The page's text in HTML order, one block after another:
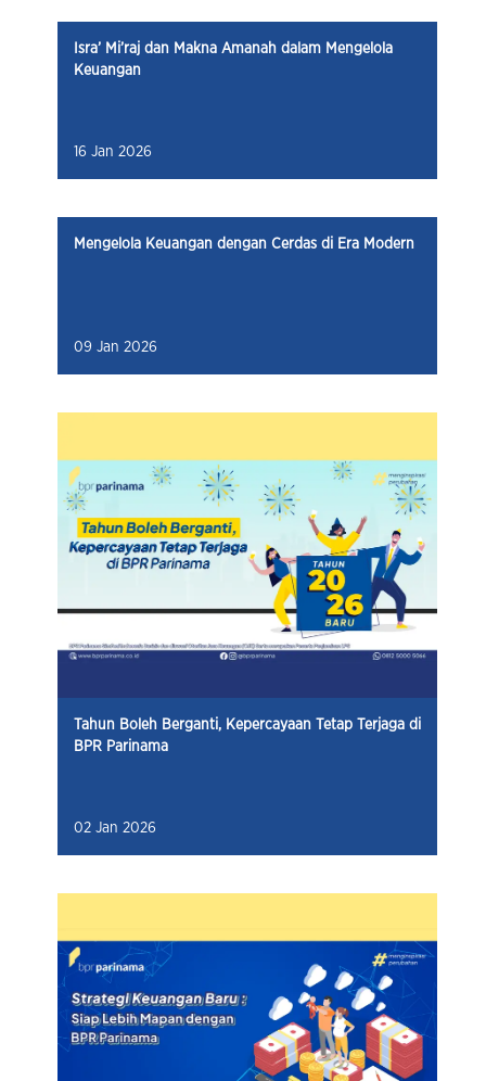
Isra’ Mi’raj dan Makna Amanah dalam Mengelola
Keuangan
16 Jan 2026
Mengelola Keuangan dengan Cerdas di Era Modern
09 Jan 2026
Tahun Boleh Berganti, Kepercayaan Tetap Terjaga di
BPR Parinama
02 Jan 2026